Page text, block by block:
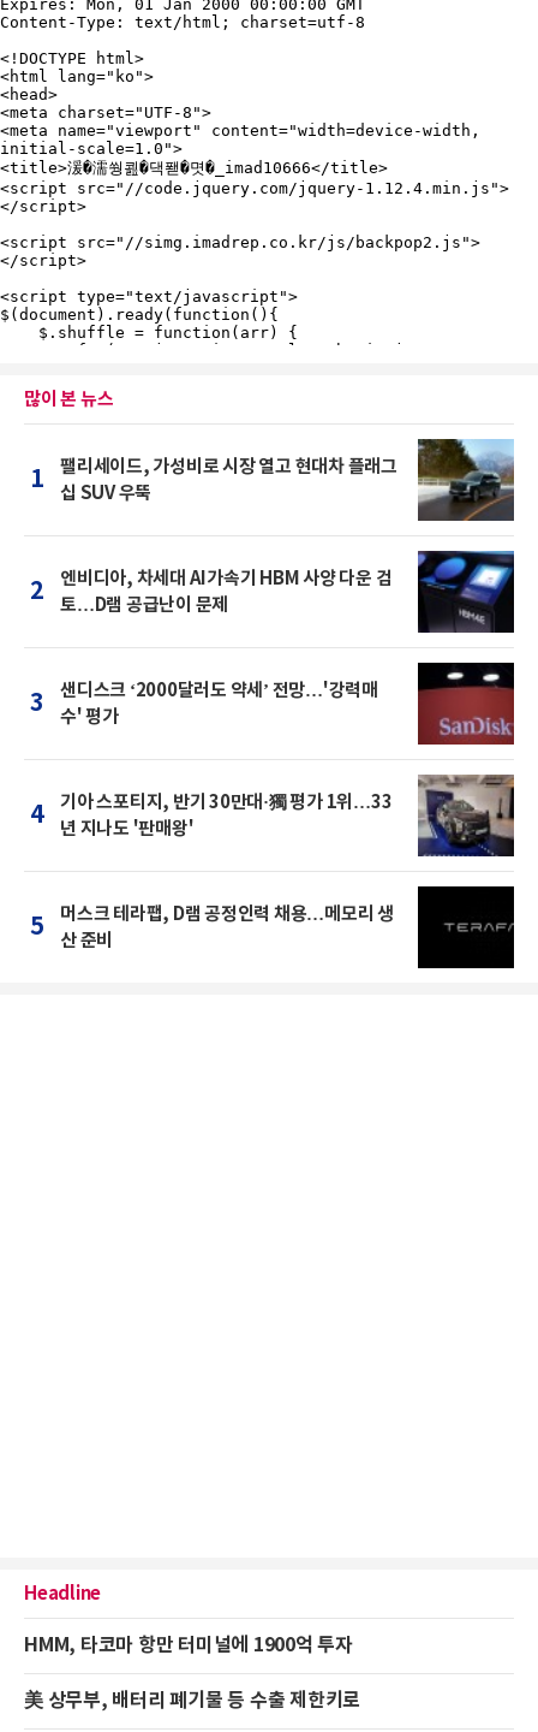
많이 본 뉴스
1
팰리세이드, 가성비로 시장 열고 현대차 플래그
십 SUV 우뚝
2
엔비디아, 차세대 AI가속기 HBM 사양 다운 검
토…D램 공급난이 문제
3
샌디스크 ‘2000달러도 약세’ 전망…'강력매
수' 평가
4
기아 스포티지, 반기 30만대·獨 평가 1위…33
년 지나도 '판매왕'
5
머스크 테라팹, D램 공정인력 채용…메모리 생
산 준비
Headline
HMM, 타코마 항만 터미널에 1900억 투자
美 상무부, 배터리 폐기물 등 수출 제한키로